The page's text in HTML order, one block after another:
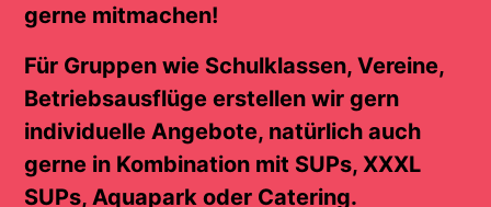
gerne mitmachen!
Für Gruppen wie Schulklassen, Vereine,
Betriebsausflüge erstellen wir gern
individuelle Angebote, natürlich auch
gerne in Kombination mit SUPs, XXXL
SUPs, Aquapark oder Catering.